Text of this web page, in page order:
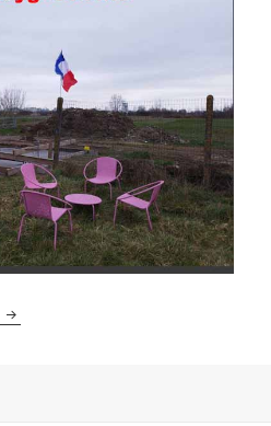
Feuilleton BouyguesGate